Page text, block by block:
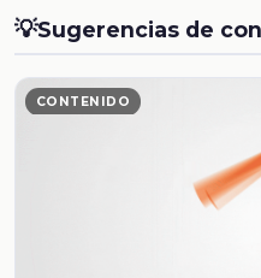
💡Sugerencias de
CONTENIDO